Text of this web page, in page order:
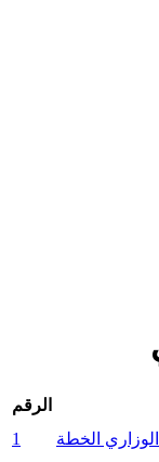
الرقم
1